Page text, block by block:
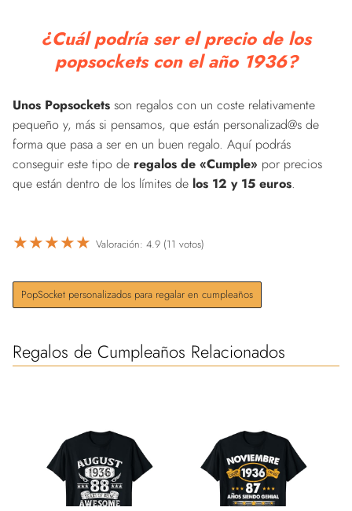
¿Cuál podría ser el precio de los
popsockets con el año 1936?
Unos Popsockets son regalos con un coste relativamente
pequeño y, más si pensamos, que están personalizad@s de
forma que pasa a ser en un buen regalo. Aquí podrás
conseguir este tipo de regalos de «Cumple» por precios
que están dentro de los límites de los 12 y 15 euros.
★★★★★ Valoración: 4.9 (11 votos)
PopSocket personalizados para regalar en cumpleaños
Regalos de Cumpleaños Relacionados